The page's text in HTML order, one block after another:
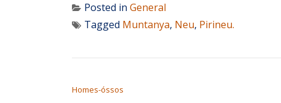
Posted in General
Tagged Muntanya, Neu, Pirineu.
Homes-óssos